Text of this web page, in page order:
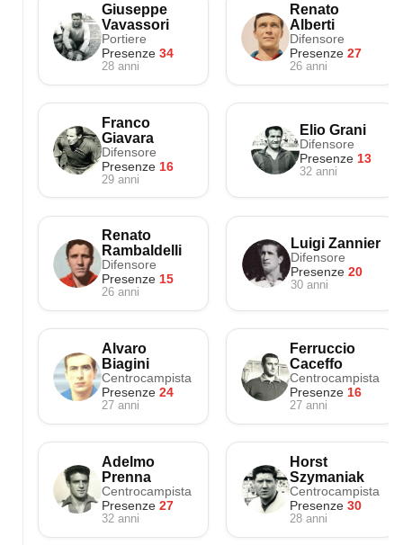
Giuseppe
Vavassori
Portiere
Presenze 34
28 anni
Renato
Alberti
Difensore
Presenze27
26 anni
Franco
Giavara
Difensore
Presenze 16
29 anni
Elio Grani
Difensore
Presenze 13
32 anni
Renato
Rambaldelli
Difensore
Presenze 15
26 anni
Luigi Zannier
Difensore
Presenze 20
30 anni
Alvaro
Biagini
Centrocampista
Presenze 24
27 anni
Ferruccio
Caceffo
Centrocampista
Presenze16
27 anni
Adelmo
Prenna
Centrocampista
Presenze 27
32 anni
Horst
Szymaniak
Centrocampista
Presenze30
28 anni